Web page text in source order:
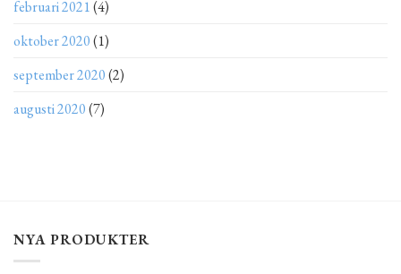
februari 2021(4)
oktober 2020(1)
september 2020(2)
augusti 2020(7)
NYA PRODUKTER